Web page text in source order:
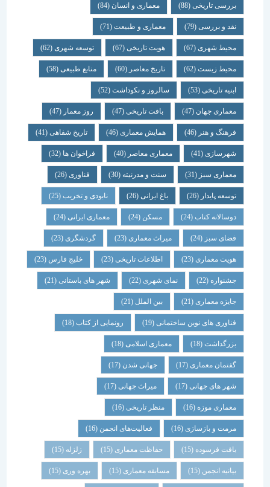
بررسی تاریخی (88) معماری و انسان (84)
نقد و بررسی (79) معماری و طبیعت (71)
محیط شهری(67) هویت تاریخی(67) توسعه شهری(62)
محیط زیست(62) تاریخ معاصر(60) منابع طبیعی(58)
ابنیه تاریخی(53) سالروز و نکوداشت(52)
معماری جهان (47) بافت تاریخی(47) روز معمار(47)
فرهنگ و هنر(46) همایش معماری (46) تاریخ شفاهی (41)
شهرسازی(41) معماری معاصر(40) فراخوان ها (32)
معماری سبز(31) سنت و مدرنیته(30) فناوری (26)
توسعه پایدار(26) باغ ایرانی(26) نابودی و تخریب(25)
دوسالانه کتاب(24) مسکن (24) معماری ایرانی(24)
فضای سبز(24) میراث معماری (23) گردشگری (23)
هویت معماری (23) اطلاعات تاریخی(23) خلیج فارس(23)
جشنواره(22) نمای شهری(22) شهر های باستانی (21)
جایزه معماری (21) بین الملل(21)
فناوری های نوین ساختمانی(19) رونمایی از کتاب (18)
بزرگداشت (18) معماری اسلامی(18)
گفتمان معماری (17) جهانی شدن(17)
شهر های جهانی(17) میراث جهانی(17)
معماری موزه(16) منظر تاریخی (16)
مرمت و بازسازی(16) فعالیت‌های انجمن(16)
بافت فرسوده (15) حفاظت معماری (15) زلزله
بیانیه انجمن(15) مسابقه معماری (15) بهره وری(15)